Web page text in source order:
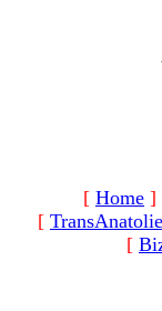
[ Home ]
[
[